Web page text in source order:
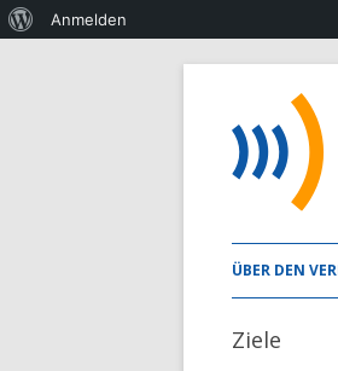
bmk
ÜBER DEN
Ziele
Über
Anmelden